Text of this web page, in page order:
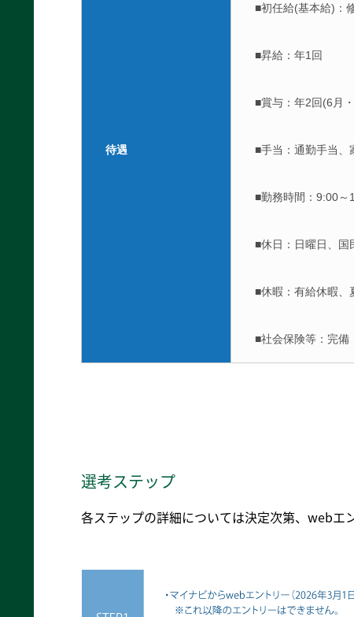
待遇
■初任給(基本給)：
■昇給：年1回
■賞与：年2回(6月
■手当：通勤手当、
■勤務時間：9:00～
■休日：日曜日、国
■休暇：有給休暇、
■社会保険等：完備
選考ステップ
各ステップの詳細については決定次第、webエ